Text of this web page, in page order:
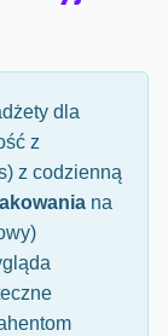
dla
z
z codzienną
na